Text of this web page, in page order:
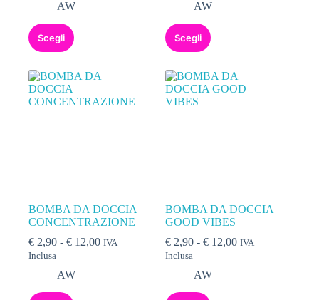
AW
Scegli
AW
Scegli
BOMBA DA DOCCIA
CONCENTRAZIONE
€ 2,90 - € 12,00 IVA
Inclusa
AW
BOMBA DA DOCCIA
GOOD VIBES
€ 2,90 - € 12,00 IVA
Inclusa
AW